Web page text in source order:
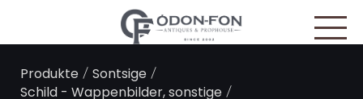
Produkte/Sontsige/
Schild - Wappenbilder, sonstige/